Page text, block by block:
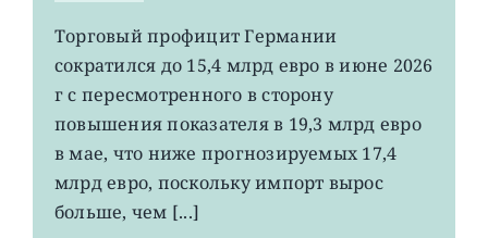
EWG:
немецкий
экспорт
вырос
4-
летнего
Торговый профицит Германии
сократился до 15,4 млрд евро в июне 2026
г с пересмотренного в сторону
повышения показателя в 19,3 млрд евро
в мае, что ниже прогнозируемых 17,4
млрд евро, поскольку импорт вырос
больше, чем [...]